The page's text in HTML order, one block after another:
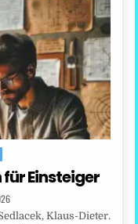
Einsteiger
Klaus-Dieter.